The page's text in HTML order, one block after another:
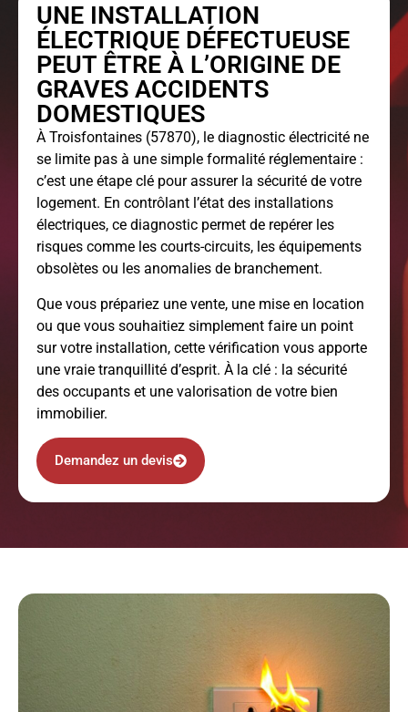
UNE INSTALLATION
ÉLECTRIQUE DÉFECTUEUSE
PEUT ÊTRE À L’ORIGINE DE
GRAVES ACCIDENTS
DOMESTIQUES
À Troisfontaines (57870), le diagnostic électricité ne
se limite pas à une simple formalité réglementaire :
c’est une étape clé pour assurer la sécurité de votre
logement. En contrôlant l’état des installations
électriques, ce diagnostic permet de repérer les
risques comme les courts-circuits, les équipements
obsolètes ou les anomalies de branchement.
Que vous prépariez une vente, une mise en location
ou que vous souhaitiez simplement faire un point
sur votre installation, cette vérification vous apporte
une vraie tranquillité d’esprit. À la clé : la sécurité
des occupants et une valorisation de votre bien
immobilier.
Demandez un devis